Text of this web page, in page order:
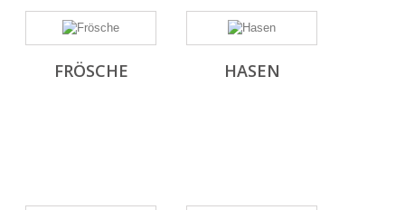
FRÖSCHE HASEN